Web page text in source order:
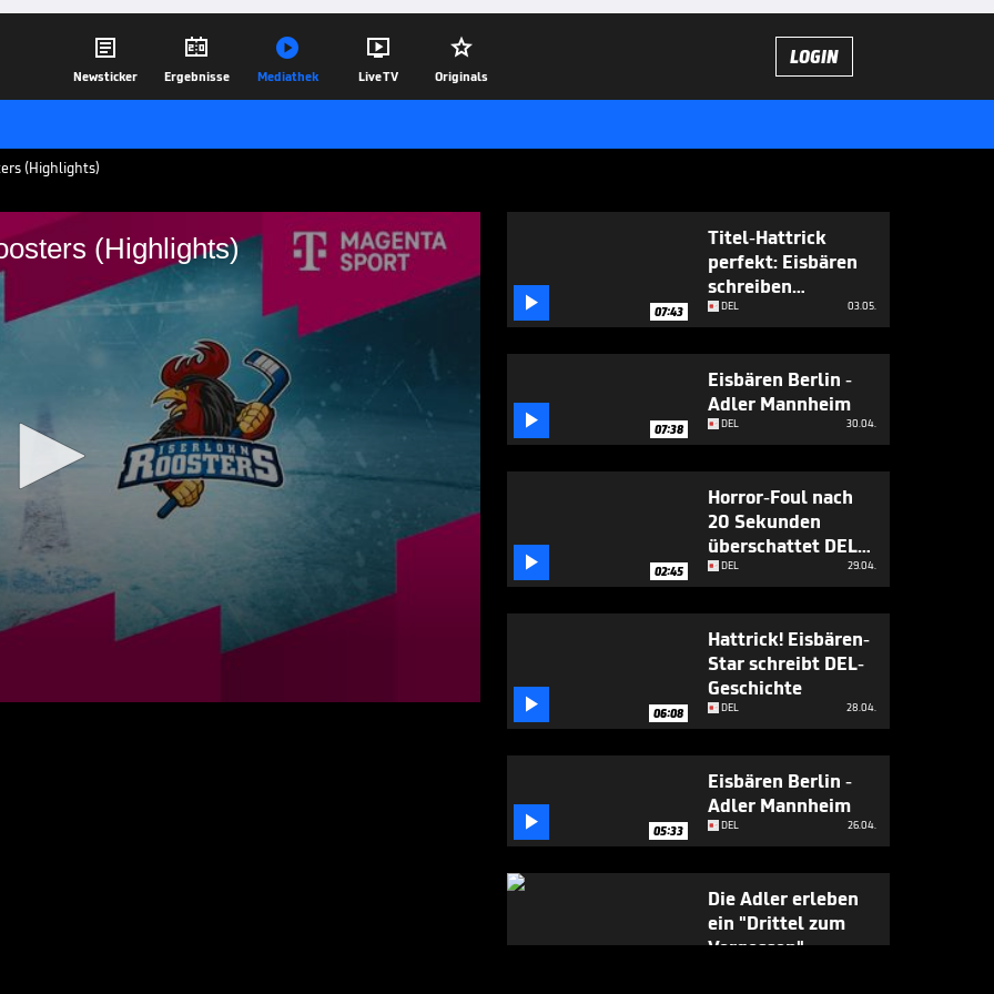

Newsticker

Ergebnisse

Mediathek

Live TV

Originals
LOGIN
(Highlights)
(Highlights)
Roosters
Tore und Highlights | PENNY DEL
19.12.25
 07:43
Titel-Hattrick
perfekt: Eisbären
schreiben
Geschichte
DEL 03.05.
 07:38
Eisbären Berlin -
Adler Mannheim
DEL 30.04.
 02:45
Horror-Foul nach
20 Sekunden
überschattet DEL-
Finale
DEL 29.04.
 06:08
Hattrick! Eisbären-
Star schreibt DEL-
Geschichte
DEL 28.04.
 05:33
Eisbären Berlin -
Adler Mannheim
DEL 26.04.
Die Adler erleben
ein "Drittel zum
Vergessen"